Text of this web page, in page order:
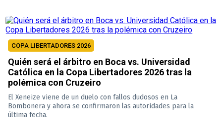
COPA LIBERTADORES 2026
Quién será el árbitro en Boca vs. Universidad
Católica en la Copa Libertadores 2026 tras la
polémica con Cruzeiro
El Xeneize viene de un duelo con fallos dudosos en La
Bombonera y ahora se confirmaron las autoridades para la
última fecha.